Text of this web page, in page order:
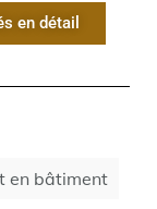
en détail
en bâtiment